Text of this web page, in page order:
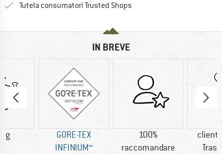
Tutela consumatori Trusted Shops
IN BREVE
g
GORE-TEX
INFINIUM™
100%
raccomandare
clienti